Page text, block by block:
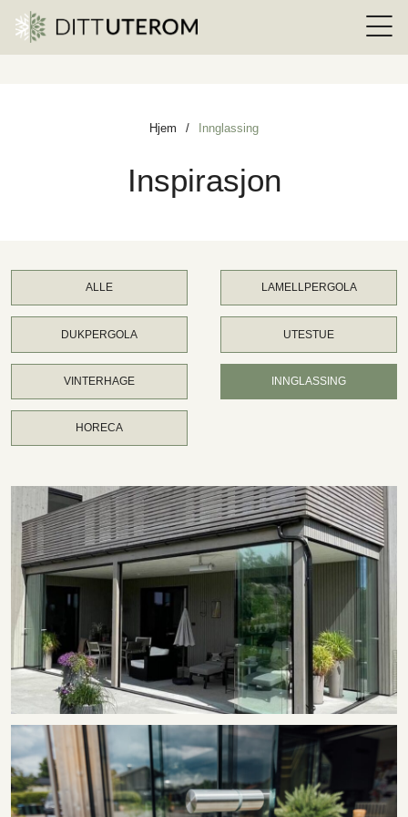
Hjem / Innglassing
Inspirasjon
ALLE LAMELLPERGOLA
DUKPERGOLA UTESTUE
VINTERHAGE INNGLASSING
HORECA